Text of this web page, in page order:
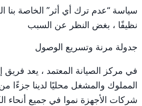
سياسة “عدم ترك أي أثر” الخاصة بنا
نظيفًا ، بغض النظر عن السبب
جدولة مرنة وتسريع الوصول
في مركز الصيانة المعتمد ، يعد فريق
المملوك والمشغل محليًا لدينا جزءًا
شركات الأجهزة نموا في جميع أنحاء